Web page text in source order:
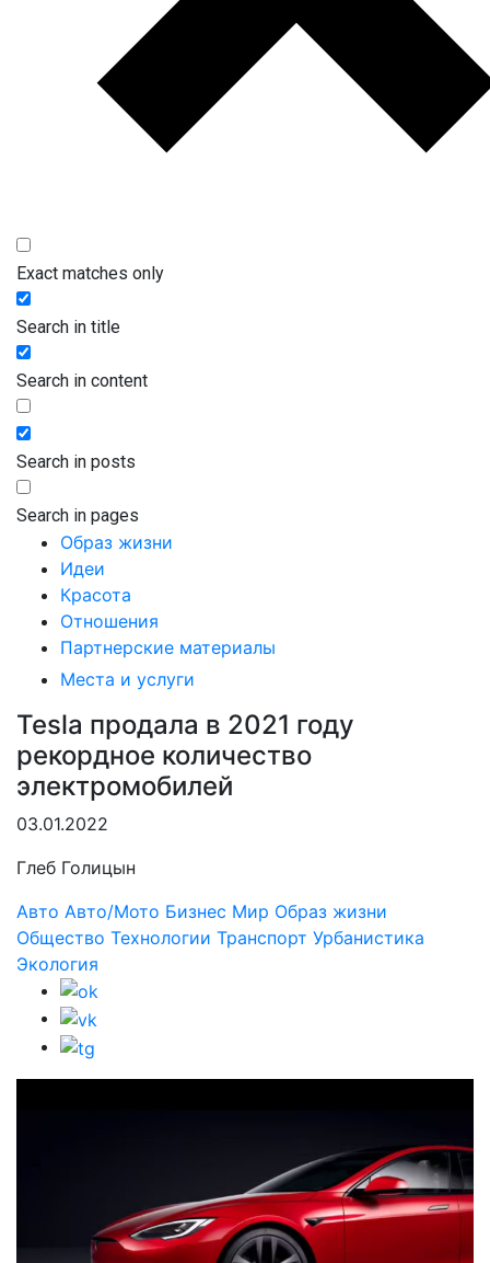
Exact matches only
Search in title
Search in content
Search in posts
Search in pages
Образ жизни
Идеи
Красота
Отношения
Партнерские материалы
Места и услуги
Tesla продала в 2021 году
рекордное количество
электромобилей
03.01.2022
Глеб Голицын
Авто Авто/Мото Бизнес Мир Образ жизни
Общество Технологии Транспорт Урбанистика
Экология